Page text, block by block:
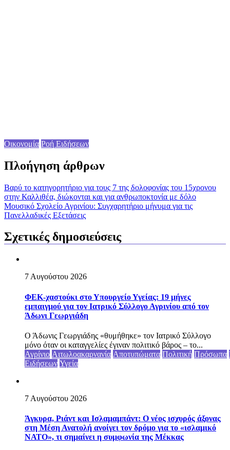
Οικονομία Ροή Ειδήσεων
Πλοήγηση άρθρων
Βαρύ το κατηγορητήριο για τους 7 της δολοφονίας του 15χρονου
στην Καλλιθέα, διώκονται και για ανθρωποκτονία με δόλο
Μουσικό Σχολείο Αγρινίου: Συγχαρητήριο μήνυμα για τις
Πανελλαδικές Εξετάσεις
Σχετικές δημοσιεύσεις
7 Αυγούστου 2026
ΦΕΚ-χαστούκι στο Υπουργείο Υγείας: 19 μήνες
εμπαιγμού για τον Ιατρικό Σύλλογο Αγρινίου από τον
Άδωνι Γεωργιάδη
Ο Άδωνις Γεωργιάδης «θυμήθηκε» τον Ιατρικό Σύλλογο
μόνο όταν οι καταγγελίες έγιναν πολιτικό βάρος – το...
Αγρίνιο Αιτωλοακαρνανία Αποτυπώματα Πολιτική Πρόσωπα
Ειδήσεων Υγεία
7 Αυγούστου 2026
Άγκυρα, Ριάντ και Ισλαμαμπάντ: Ο νέος ισχυρός άξονας
στη Μέση Ανατολή ανοίγει τον δρόμο για το «ισλαμικό
ΝΑΤΟ», τι σημαίνει η συμφωνία της Μέκκας